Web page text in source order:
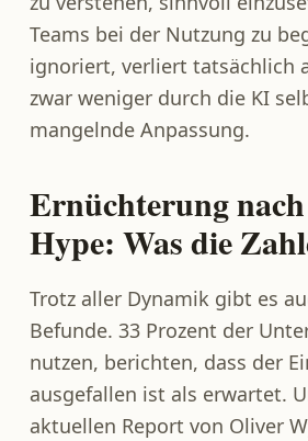
Teams bei der Nutzung zu
ignoriert, verliert tatsächlich
zwar weniger durch die KI
mangelnde Anpassung.
Ernüchterung
Hype: Was die
Trotz aller Dynamik gibt es
Befunde. 33 Prozent der
nutzen, berichten, dass der
ausgefallen ist als erwartet.
aktuellen Report von Oliver